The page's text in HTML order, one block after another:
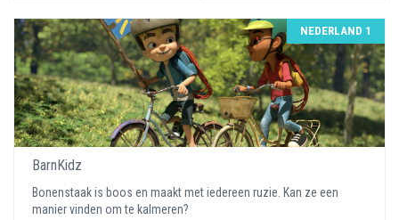
NEDERLAND 1
BarnKidz
Bonenstaak is boos en maakt met iedereen ruzie. Kan ze een
manier vinden om te kalmeren?